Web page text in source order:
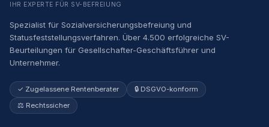
IHR EXPERTE FÜR SV-BEFREIUNG
Spezialist für Sozialversicherungsbefreiung und
Statusfeststellungsverfahren. Über 4.500 erfolgreiche SV-
Beurteilungen für Gesellschafter-Geschäftsführer und
Unternehmer.
✓ Zugelassene Rentenberater
🔒 DSGVO-konform
⚖️ Rechtssicher